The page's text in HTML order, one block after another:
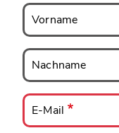
Vorname
Vorname
Nachname
Nachname
E-
Mail
E-Mail